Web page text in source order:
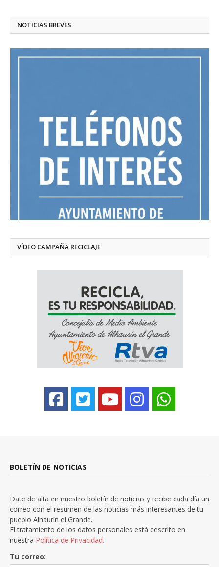
NOTICIAS BREVES
VÍDEO CAMPAÑA RECICLAJE
BOLETÍN DE NOTICIAS
Date de alta en nuestro boletín de noticias y recibe cada día un
correo con el resumen de las noticias más interesantes de tu
pueblo Alhaurín el Grande.
El tratamiento de los datos personales está descrito en
nuestra Política de Privacidad.
Tu correo: